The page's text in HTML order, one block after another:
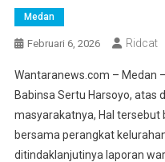
Medan
Februari 6, 2026 Ridcat
Wantaranews.com – Medan
Babinsa Sertu Harsoyo, atas
masyarakatnya, Hal
bersama perangkat
ditindaklanjutinya laporan